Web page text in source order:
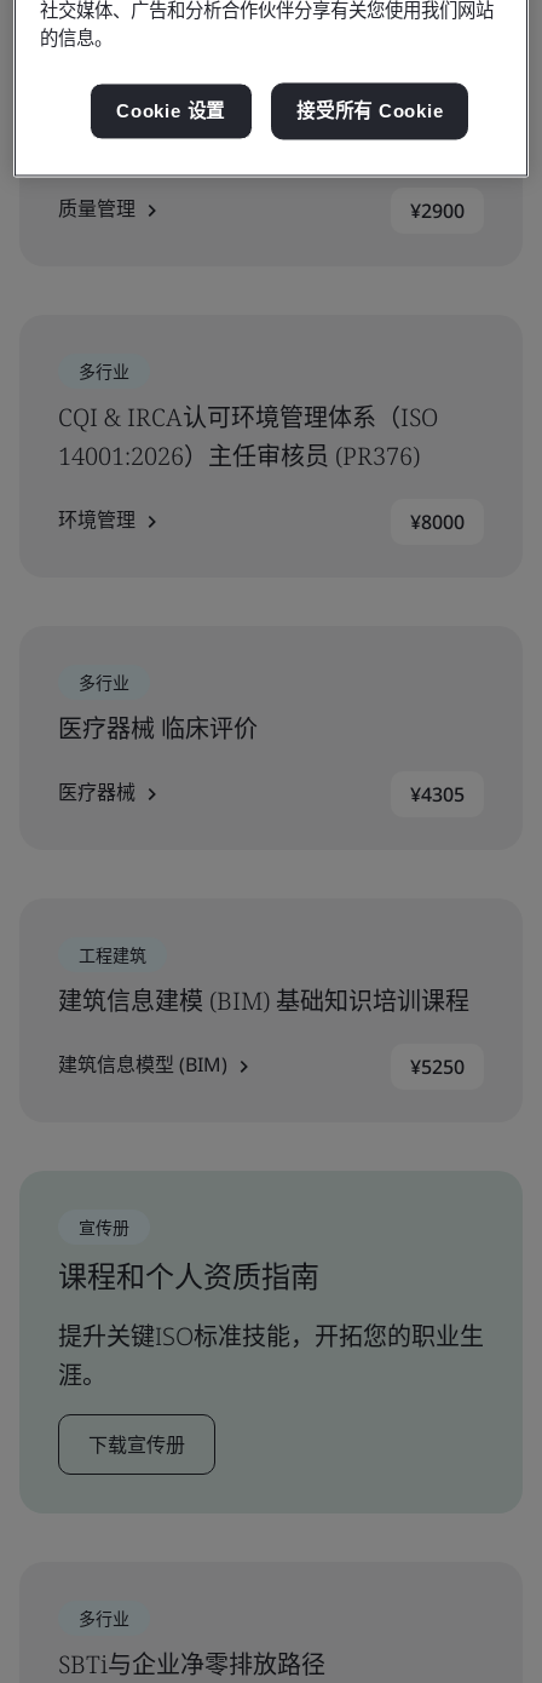
多行业
质量成本管理课程
质量管理 ¥2900
多行业
CQI & IRCA认可环境管理体系（ISO
14001:2026）主任审核员 (PR376)
环境管理 ¥8000
多行业
医疗器械 临床评价
医疗器械 ¥4305
工程建筑
建筑信息建模 (BIM) 基础知识培训课程
建筑信息模型 (BIM) ¥5250
宣传册
课程和个人资质指南
提升关键ISO标准技能，开拓您的职业生
涯。
下载宣传册
多行业
SBTi与企业净零排放路径
社交媒体、广告和分析合作伙伴分享有关您使用我们网站
的信息。
Cookie 设置 接受所有 Cookie